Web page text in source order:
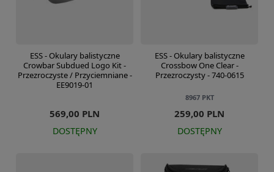
ESS - Okulary balistyczne
Crowbar Subdued Logo Kit -
Przezroczyste / Przyciemniane -
EE9019-01
569,00 PLN
DOSTĘPNY
ESS - Okulary balistyczne
Crossbow One Clear -
Przezroczysty - 740-0615
259,00 PLN
8967PKT
DOSTĘPNY